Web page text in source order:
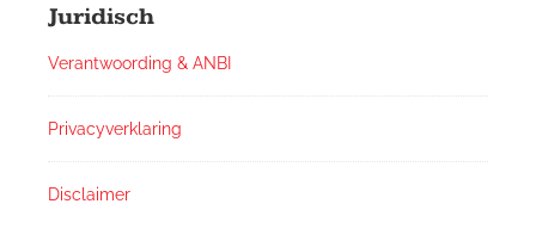
Juridisch
Verantwoording & ANBI
Privacyverklaring
Disclaimer